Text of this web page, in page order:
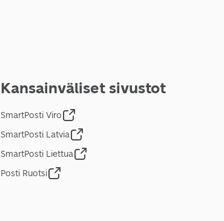
Kansainväliset sivustot
SmartPosti Viro
SmartPosti Latvia
SmartPosti Liettua
Posti Ruotsi